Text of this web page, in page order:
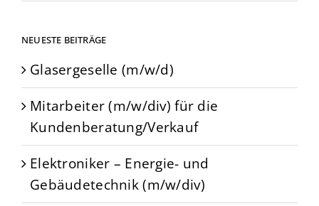
NEUESTE BEITRÄGE
Glasergeselle (m/w/d)
Mitarbeiter (m/w/div) für die
Kundenberatung/Verkauf
Elektroniker – Energie- und
Gebäudetechnik (m/w/div)